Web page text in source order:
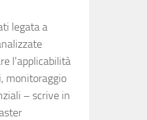
legata a
l'applicabilità
monitoraggio
– scrive in